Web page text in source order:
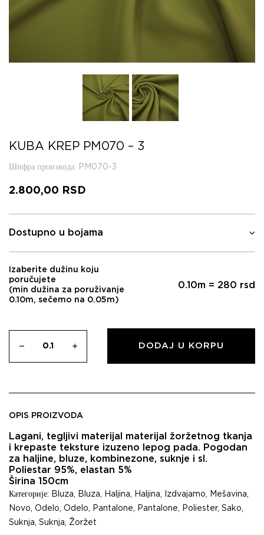
KUBA KREP PM070 – 3
Шифра производа: PM070-3
2.800,00 RSD
Dostupno u bojama
Izaberite dužinu koju
poručujete
(min dužina za poruživanje
0.10m, sečemo na 0.05m)
0.10m = 280 rsd
DODAJ U KORPU
OPIS PROIZVODA
Lagani, tegljivi materijal materijal žoržetnog tkanja
i krepaste teksture izuzeno lepog pada. Pogodan
za haljine, bluze, kombinezone, suknje i sl.
Poliestar 95%, elastan 5%
Širina 150cm
Категорије: Bluza, Bluza, Haljina, Haljina, Izdvajamo, Mešavina,
Novo, Odelo, Odelo, Pantalone, Pantalone, Poliester, Sako,
Suknja, Suknja, Žoržet